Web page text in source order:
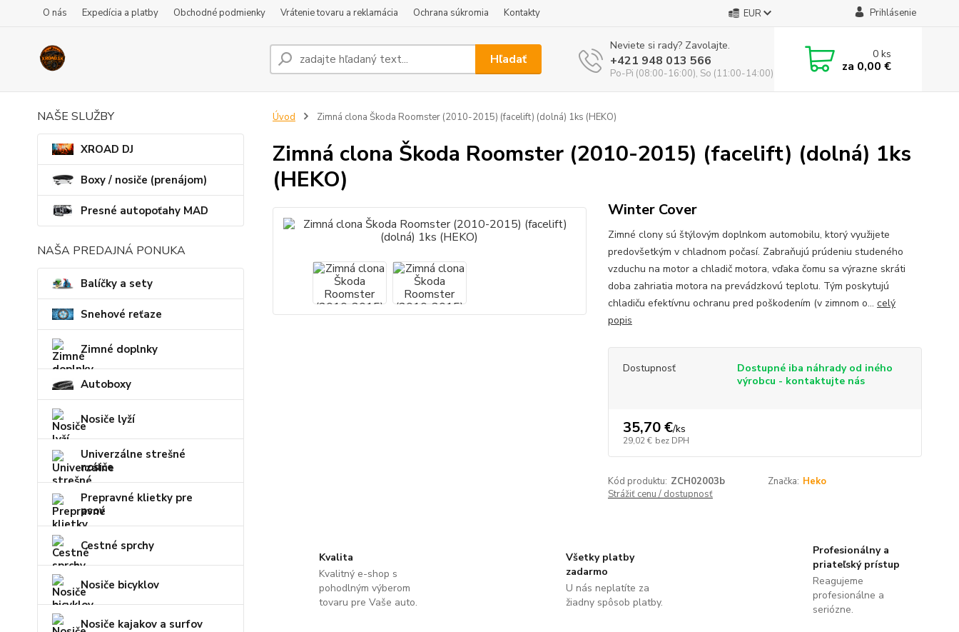
O nás Expedícia a platby Obchodné podmienky Vrátenie tovaru a reklamácia Ochrana súkromia Kontakty EUR Prihlásenie
Hľadať
Neviete si rady? Zavolajte.
+421 948 013 566
Po-Pi (08:00-16:00), So (11:00-14:00)
0ks
za 0,00 €
NAŠE SLUŽBY
XROAD DJ
Boxy / nosiče (prenájom)
Presné autopoťahy MAD
NAŠA PREDAJNÁ PONUKA
Balíčky a sety
Snehové reťaze
Zimné doplnky
Autoboxy
Nosiče lyží
Univerzálne strešné
nosiče
Prepravné klietky pre
psov
Cestné sprchy
Nosiče bicyklov
Nosiče kajakov a surfov
Úvod Zimná clona Škoda Roomster (2010-2015) (facelift) (dolná) 1ks (HEKO)
Zimná clona Škoda Roomster (2010-2015) (facelift) (dolná) 1ks
(HEKO)
Winter Cover
Zimné clony sú štýlovým doplnkom automobilu, ktorý využijete
predovšetkým v chladnom počasí. Zabraňujú prúdeniu studeného
vzduchu na motor a chladič motora, vďaka čomu sa výrazne skráti
doba zahriatia motora na prevádzkovú teplotu. Tým poskytujú
chladiču efektívnu ochranu pred poškodením (v zimnom o... celý
popis
Dostupnosť
Dostupné iba náhrady od iného
výrobcu - kontaktujte nás
35,70 €/ks
29,02 € bez DPH
Kód produktu: ZCH02003b Značka: Heko
Strážiť cenu / dostupnosť
Kvalita
Kvalitný e-shop s
pohodlným výberom
tovaru pre Vaše auto.
Všetky platby
zadarmo
U nás neplatíte za
žiadny spôsob platby.
Profesionálny a
priateľský prístup
Reagujeme
profesionálne a
seriózne.